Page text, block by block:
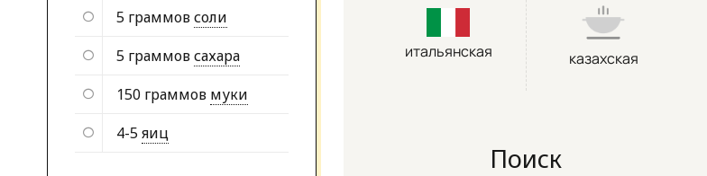
5 граммовсоли
5 граммовсахара
150 граммов муки
4-5яиц
итальянская казахская
Поиск